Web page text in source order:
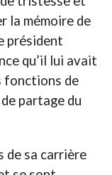
la mémoire de
président
qu’il lui avait
fonctions de
partage du
de sa carrière